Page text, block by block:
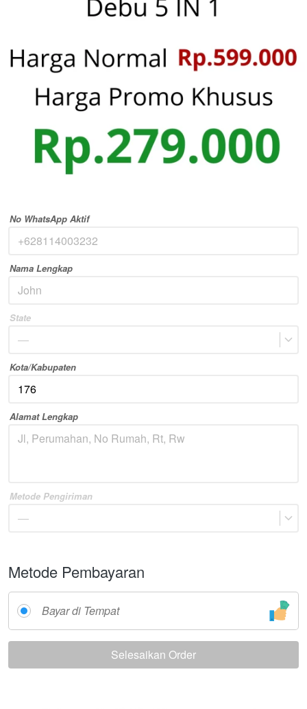
No WhatsApp Aktif
Nama Lengkap
State
—
Kota/Kabupaten
Alamat Lengkap
Metode Pengiriman
—
Metode Pembayaran
Bayar di Tempat
`Selesaikan Order